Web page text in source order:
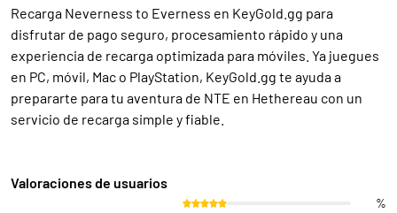
Recarga Neverness to Everness en KeyGold.gg para
disfrutar de pago seguro, procesamiento rápido y una
experiencia de recarga optimizada para móviles. Ya juegues
en PC, móvil, Mac o PlayStation, KeyGold.gg te ayuda a
prepararte para tu aventura de NTE en Hethereau con un
servicio de recarga simple y fiable.
Valoraciones de usuarios
%